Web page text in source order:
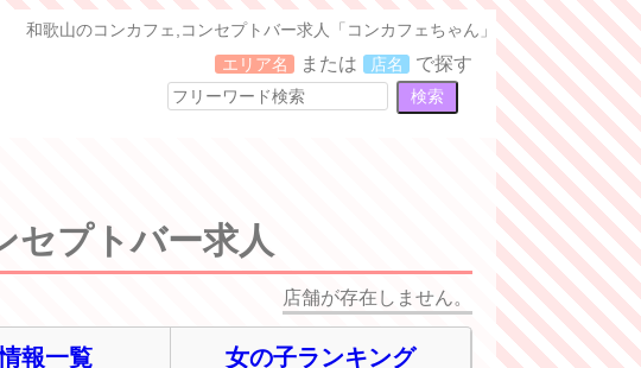
和歌山のコンカフェ,コンセプトバー求人「コンカフェちゃん」
エリア名 または 店名 で探す
セプトバー求人
店舗が存在しません。
報一覧 女の子ランキング